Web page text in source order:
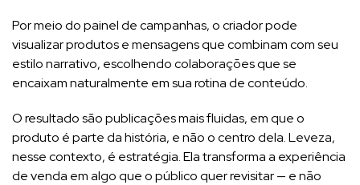
Por meio do painel de campanhas, o criador pode
visualizar produtos e mensagens que combinam com seu
estilo narrativo, escolhendo colaborações que se
encaixam naturalmente em sua rotina de conteúdo.
O resultado são publicações mais fluidas, em que o
produto é parte da história, e não o centro dela. Leveza,
nesse contexto, é estratégia. Ela transforma a experiência
de venda em algo que o público quer revisitar — e não